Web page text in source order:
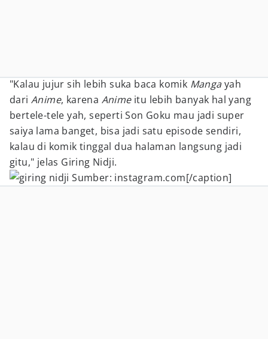
"Kalau jujur sih lebih suka baca komik Mangayah
dari Anime, karena Animeitu lebih banyak hal yang
bertele-tele yah, seperti Son Goku mau jadi super
saiya lama banget, bisa jadi satu episode sendiri,
kalau di komik tinggal dua halaman langsung jadi
gitu," jelas Giring Nidji.
Sumber: instagram.com[/caption]